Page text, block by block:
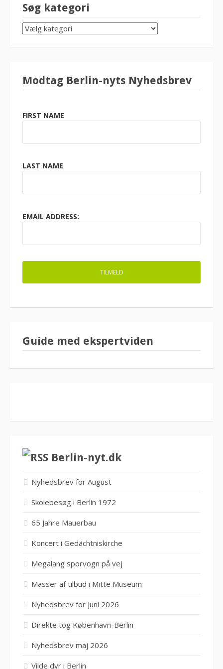
Søg kategori
SØG
KATEGORI
Modtag Berlin-nyts Nyhedsbrev
FIRST NAME
LAST NAME
EMAIL ADDRESS:
Guide med ekspertviden
Berlin-nyt.dk
Nyhedsbrev for August
Skolebesøg i Berlin 1972
65 Jahre Mauerbau
Koncert i Gedächtniskirche
Megalang sporvogn på vej
Masser af tilbud i Mitte Museum
Nyhedsbrev for juni 2026
Direkte tog København-Berlin
Nyhedsbrev maj 2026
Vilde dyr i Berlin